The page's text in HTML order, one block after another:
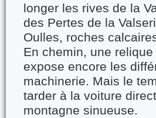
longer les rives de la
des Pertes de la
Oulles, roches
En chemin, une
expose encore les
machinerie. Mais le
tarder à la voiture
montagne sinueuse.